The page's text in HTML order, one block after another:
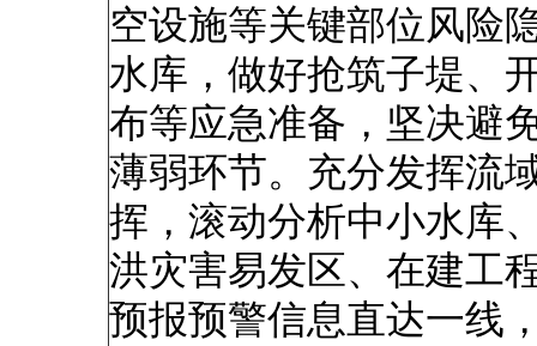
空设施等关键部位风险
水库，做好抢筑子堤、
布等应急准备，坚决避
薄弱环节。充分发挥流
挥，滚动分析中小水库
洪灾害易发区、在建工
预报预警信息直达一线